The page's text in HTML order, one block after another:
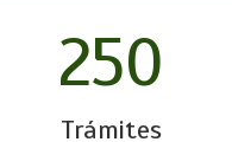
250
Trámites